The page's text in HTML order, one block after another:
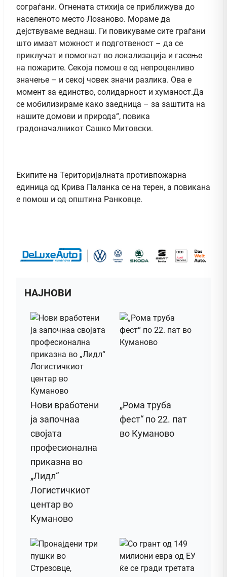
сограѓани. Огнената стихија се приближува до
населеното место Лозаново. Мораме да
дејствуваме веднаш. Ги повикуваме сите граѓани
што имаат можност и подготвеност – да се
приклучат и помогнат во локализација и гасење
на пожарите. Секоја помош е од непроценливо
значење – и секој човек значи разлика. Ова е
момент за единство, солидарност и хуманост.Да
се мобилизираме како заедница – за заштита на
нашите домови и природа“, повика
градоначалникот Сашко Митовски.
Екипите на Територијалната противпожарна
единица од Крива Паланка се на терен, а повикана
е помош и од општина Ранковце.
НАЈНОВИ
Нови вработени
ја започнаа
својата
професионална
приказна во
„Лидл“
Логистичкиот
центар во
Куманово
„Рома труба
фест“ по 22. пат
во Куманово